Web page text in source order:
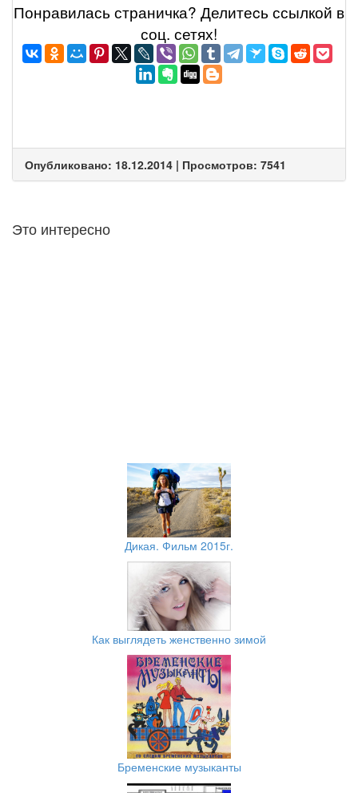
Понравилась страничка? Делитеcь ссылкой в
соц. сетях!
Опубликовано: 18.12.2014 | Просмотров: 7541
Это интересно
Дикая. Фильм 2015г.
Как выглядеть женственно зимой
Бременские музыканты